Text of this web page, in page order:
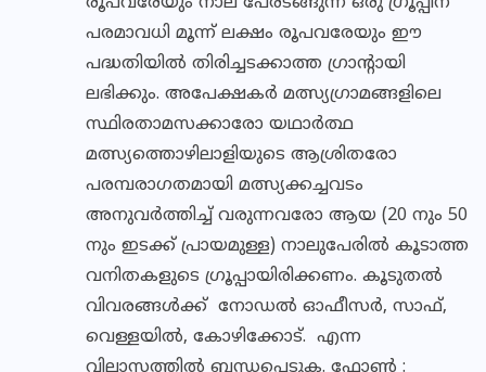
പരമാവധി മൂന്ന് ലക്ഷം രൂപവരേയും ഈ
പദ്ധതിയില്‍ തിരിച്ചടക്കാത്ത ഗ്രാന്റായി
ലഭിക്കും. അപേക്ഷകര്‍ മത്സ്യഗ്രാമങ്ങളിലെ
സ്ഥിരതാമസക്കാരോ യഥാര്‍ത്ഥ
മത്സ്യത്തൊഴിലാളിയുടെ ആശ്രിതരോ
പരമ്പരാഗതമായി മത്സ്യക്കച്ചവടം
അനുവര്‍ത്തിച്ച് വരുന്നവരോ ആയ (20 നും 50
നും ഇടക്ക് പ്രായമുള്ള) നാലുപേരില്‍ കൂടാത്ത
വനിതകളുടെ ഗ്രൂപ്പായിരിക്കണം. കൂടുതല്‍
വിവരങ്ങള്‍ക്ക് നോഡല്‍ ഓഫീസര്‍, സാഫ്,
വെള്ളയില്‍, കോഴിക്കോട്. എന്ന
വിലാസത്തില്‍ ബന്ധപ്പെടുക. ഫോണ്‍ :